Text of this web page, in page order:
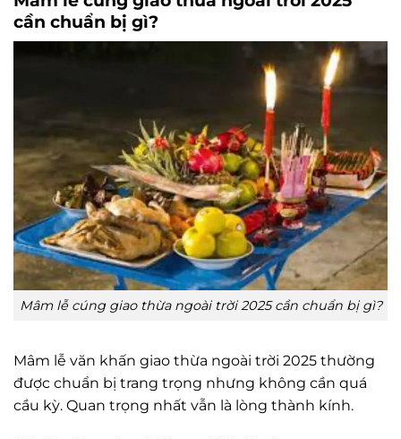
cần chuẩn bị gì?
Mâm lễ cúng giao thừa ngoài trời 2025 cần chuẩn bị gì?
Mâm lễ văn khấn giao thừa ngoài trời 2025 thường
được chuẩn bị trang trọng nhưng không cần quá
cầu kỳ. Quan trọng nhất vẫn là lòng thành kính.